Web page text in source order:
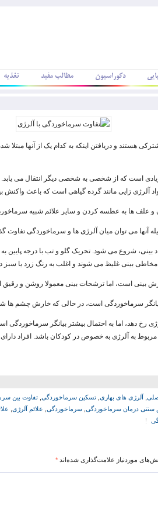
دکوراسیون مطالب مفید تغذیه
هستند و دریافتن اینکه به کدام یک از آنها مبتلا
است که از شخصی به شخصی دیگر انتقال می
آلرژی زایی مانند گرده گیاهی است که باعث
و علف ها به عطسه کردن و سایر علائم شبیه
آنها می توان میان آلرژی ها و سرماخوردگی تفاوت
بینی، شروع می شود. تحریک گلو و تب با درجه پایین
بینی غلیظ می شوند و اغلب به رنگ زرد یا سبز
بینی است، اما ترشحات بینی معمولا روشن و
بیانگر سرماخوردگی است، در حالی که خارش چشم ها
رخ دهد، اما به احتمال بیشتر بیانگر
مربوط به آلرژی به خصوص در کودکان باشد. افراد
آلرژی های بهاری تسکین سرماخوردگی تفاوت بین
درمان سرماخوردگی سرماخوردگی علائم آلرژی
موردنیاز علامت‌گذاری شده‌اند *